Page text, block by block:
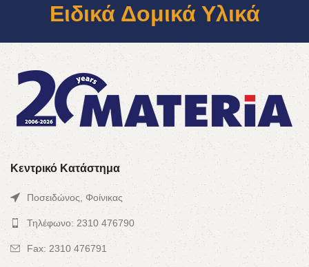
Ειδικά Δομικά Υλικά
Κεντρικό Κατάστημα
Ποσειδώνος, Φοίνικας
Τηλέφωνο: 2310 476790
Fax: 2310 476791